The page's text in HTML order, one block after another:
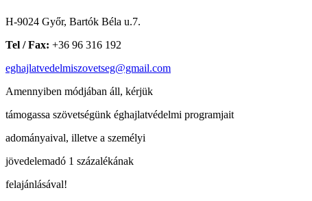
H-9024 Győr, Bartók Béla u.7.
Tel / Fax: +36 96 316 192
eghajlatvedelmiszovetseg@gmail.com
Amennyiben módjában áll, kérjük
támogassa szövetségünk éghajlatvédelmi programjait
adományaival, illetve a személyi
jövedelemadó 1 százalékának
felajánlásával!